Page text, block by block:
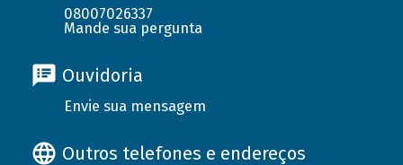
08007026337
Mande sua pergunta
Ouvidoria
Envie sua mensagem
Outros telefones e endereços